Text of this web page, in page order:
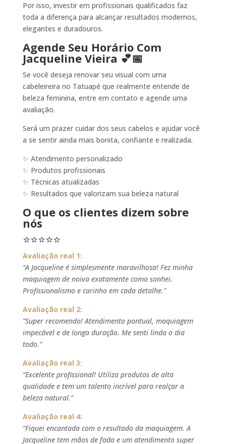
Por isso, investir em profissionais qualificados faz
toda a diferença para alcançar resultados modernos,
elegantes e duradouros.
Agende Seu Horário Com
Jacqueline Vieira 💕📅
Se você deseja renovar seu visual com uma
cabeleireira no Tatuapé que realmente entende de
beleza feminina, entre em contato e agende uma
avaliação.
Será um prazer cuidar dos seus cabelos e ajudar você
a se sentir ainda mais bonita, confiante e realizada.
✨ Atendimento personalizado
✨ Produtos profissionais
✨ Técnicas atualizadas
✨ Resultados que valorizam sua beleza natural
O que os clientes dizem sobre
nós
⭐⭐⭐⭐⭐
Avaliação real 1:
“A Jacqueline é simplesmente maravilhosa! Fez minha
maquiagem de noiva exatamente como sonhei.
Profissionalismo e carinho em cada detalhe.”
Avaliação real 2:
“Super recomendo! Atendimento pontual, maquiagem
impecável e de longa duração. Me senti linda o dia
todo.”
Avaliação real 3:
“Excelente profissional! Utiliza produtos de alta
qualidade e tem um talento incrível para realçar a
beleza natural.”
Avaliação real 4:
“Fiquei encantada com o resultado da maquiagem. A
Jacqueline tem mãos de fada e um atendimento super